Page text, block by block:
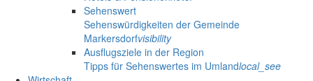
Sehenswert
Sehenswürdigkeiten der Gemeinde
Markersdorfvisibility
Ausflugsziele in der Region
Tipps für Sehenswertes im Umlandlocal_see